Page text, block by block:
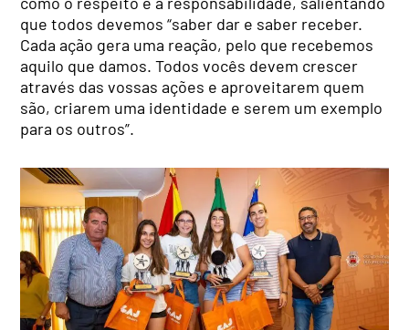
que todos devemos “saber dar e saber receber.
Cada ação gera uma reação, pelo que recebemos
aquilo que damos. Todos vocês devem crescer
através das vossas ações e aproveitarem quem
são, criarem uma identidade e serem um exemplo
para os outros”.